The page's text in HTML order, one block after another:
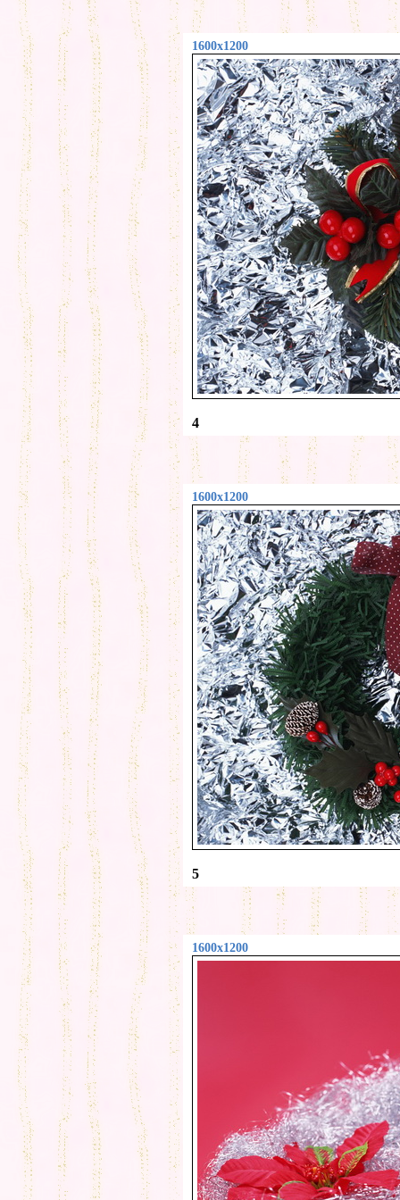
1600x1200
4
1600x1200
5
1600x1200